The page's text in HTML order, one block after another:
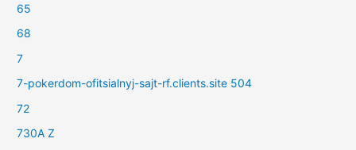
65
68
7
7-pokerdom-ofitsialnyj-sajt-rf.clients.site 504
72
730A Z